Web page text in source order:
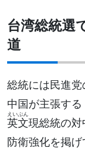
台湾総統選
道
総統には民進
中国が主張す
英文
えいぶん
現総統の対
防衛強化を掲